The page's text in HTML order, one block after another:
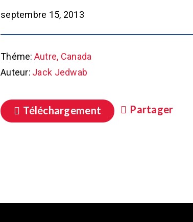
septembre 15, 2013
Théme: Autre, Canada
Auteur: Jack Jedwab
Téléchargement Partager